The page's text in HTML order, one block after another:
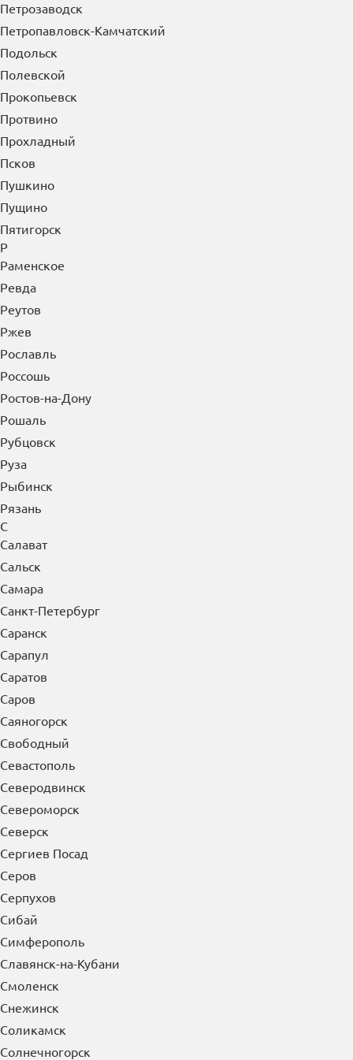
Петрозаводск
Петропавловск-Камчатский
Подольск
Полевской
Прокопьевск
Протвино
Прохладный
Псков
Пушкино
Пущино
Пятигорск
Р
Раменское
Ревда
Реутов
Ржев
Рославль
Россошь
Ростов-на-Дону
Рошаль
Рубцовск
Руза
Рыбинск
Рязань
С
Салават
Сальск
Самара
Санкт-Петербург
Саранск
Сарапул
Саратов
Саров
Саяногорск
Свободный
Севастополь
Северодвинск
Североморск
Северск
Сергиев Посад
Серов
Серпухов
Сибай
Симферополь
Славянск-на-Кубани
Смоленск
Снежинск
Соликамск
Солнечногорск